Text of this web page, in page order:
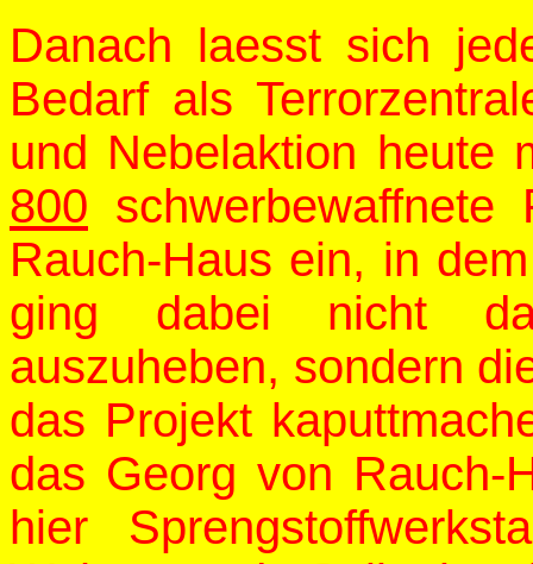
Danach laesst sich
Bedarf als
und Nebelaktion heute
800
Rauch-Haus ein, in
ging dabei nicht
auszuheben, sondern
das Projekt
das Georg von Rauch-
hier